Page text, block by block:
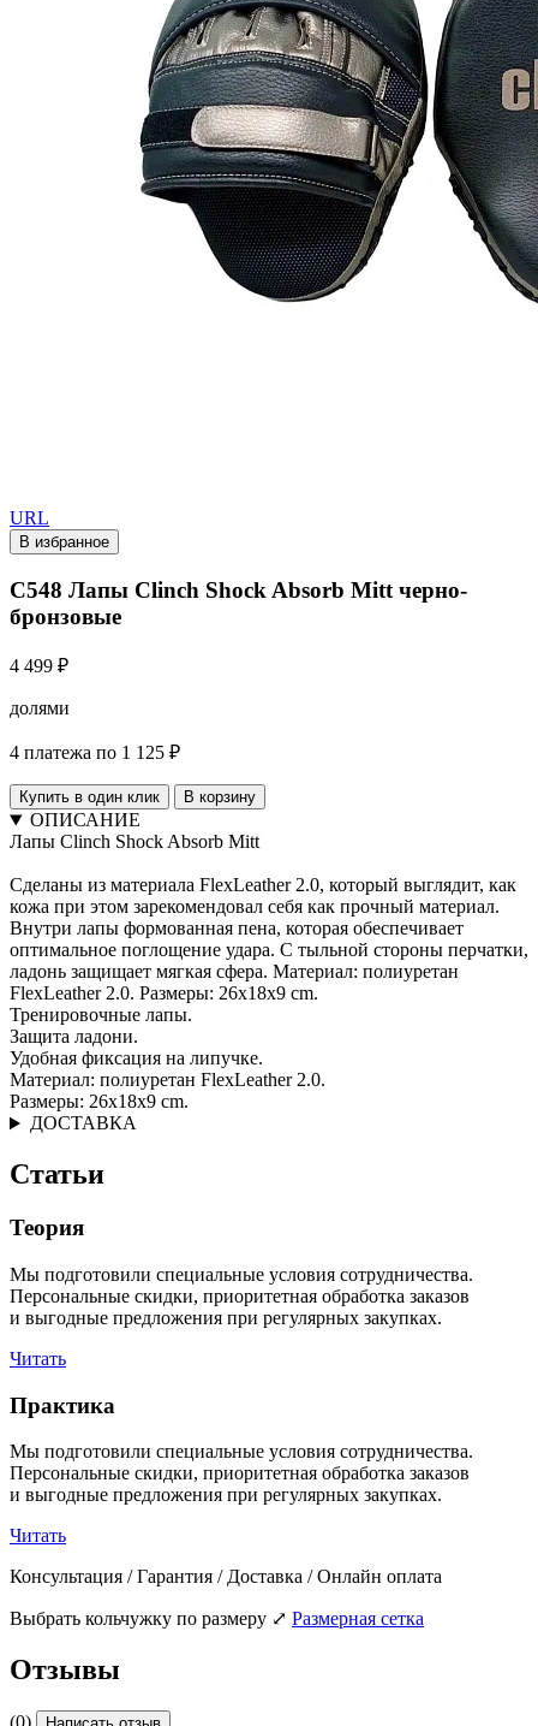
URL
В избранное
C548 Лапы Clinch Shock Absorb Mitt черно-
бронзовые
4 499 ₽
долями
4 платежа по 1 125 ₽
Купить в один клик В корзину
ОПИСАНИЕ
Лапы Clinch Shock Absorb Mitt
Cделаны из материала FlexLeather 2.0, который выглядит, как
кожа при этом зарекомендовал себя как прочный материал.
Внутри лапы формованная пена, которая обеспечивает
оптимальное поглощение удара. С тыльной стороны перчатки,
ладонь защищает мягкая сфера. Материал: полиуретан
FlexLeather 2.0. Размеры: 26x18x9 cm.
Тренировочные лапы.
Защита ладони.
Удобная фиксация на липучке.
Материал: полиуретан FlexLeather 2.0.
Размеры: 26x18x9 cm.
ДОСТАВКА
Статьи
Теория
Мы подготовили специальные условия сотрудничества.
Персональные скидки, приоритетная обработка заказов
и выгодные предложения при регулярных закупках.
Читать
Практика
Мы подготовили специальные условия сотрудничества.
Персональные скидки, приоритетная обработка заказов
и выгодные предложения при регулярных закупках.
Читать
Консультация / Гарантия / Доставка / Онлайн оплата
Выбрать кольчужку по размеру ⤢ Размерная сетка
Отзывы
(0)